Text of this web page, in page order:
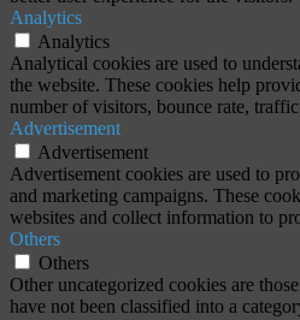
Analytics
Analytics
Analytical cookies are used to
the website. These cookies help
number of visitors, bounce rate,
Advertisement
Advertisement
Advertisement cookies are used to
and marketing campaigns. These
websites and collect information to
Others
Others
Other uncategorized cookies are
have not been classified into a